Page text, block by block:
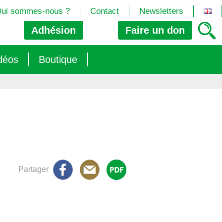
Adhésion Faire un don
sommes-nous ? Contact Newsletters
26)
» s’imposent aux législateurs européens ?
Boutique
Partager